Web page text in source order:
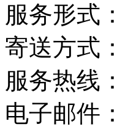
服务形式
寄送方式
服务热线
电子邮件